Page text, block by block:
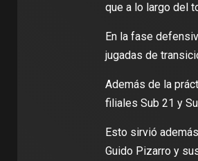
que a lo largo del
En la fase
jugadas de
Además de la
filiales Sub 21 y
Esto sirvió
Guido Pizarro y